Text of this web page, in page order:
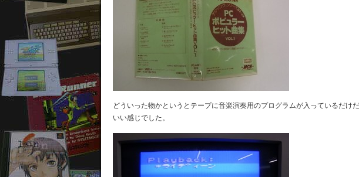
どういった物かというとテープに音楽演奏用のプログラムが入っているだけ
いい感じでした。